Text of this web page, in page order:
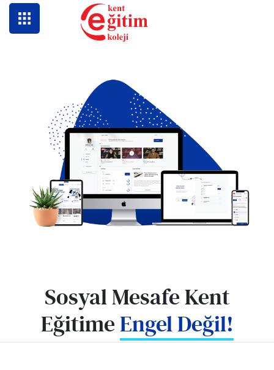
Sosyal Mesafe Kent
Eğitime Engel Değil!